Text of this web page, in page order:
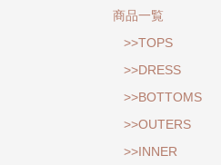
商品一覧
>>TOPS
>>DRESS
>>BOTTOMS
>>OUTERS
>>INNER